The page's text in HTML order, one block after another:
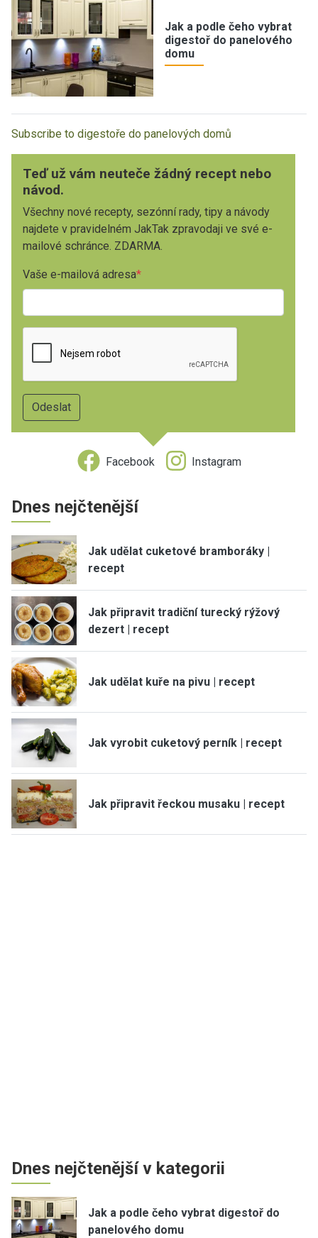
Jak a podle čeho vybrat
digestoř do panelového
domu
Subscribe to digestoře do panelových domů
Teď už vám neuteče žádný recept nebo
návod.
Všechny nové recepty, sezónní rady, tipy a návody
najdete v pravidelném JakTak zpravodaji ve své e-
mailové schránce. ZDARMA.
Vaše e-mailová adresa
Facebook Instagram
Dnes nejčtenější
Jak udělat cuketové bramboráky |
recept
Jak připravit tradiční turecký rýžový
dezert | recept
Jak udělat kuře na pivu | recept
Jak vyrobit cuketový perník | recept
Jak připravit řeckou musaku | recept
Dnes nejčtenější v kategorii
Jak a podle čeho vybrat digestoř do
panelového domu